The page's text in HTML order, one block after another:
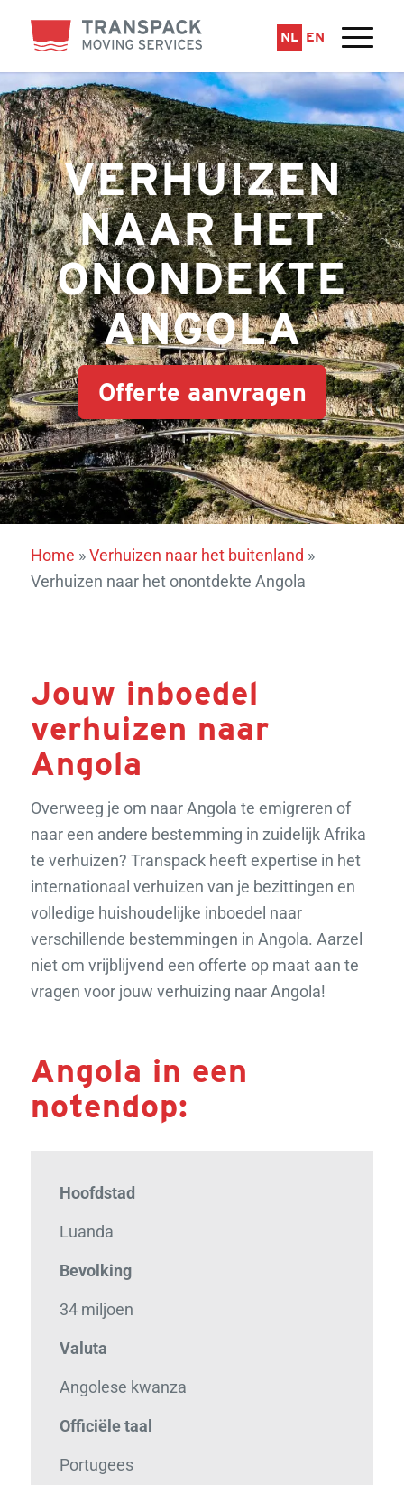
NL EN
VERHUIZEN
NAAR HET
ONONDEKTE
ANGOLA
Offerte aanvragen
Home »Verhuizen naar het buitenland »
Verhuizen naar het onontdekte Angola
Jouw inboedel
verhuizen naar
Angola
Overweeg je om naar Angola te emigreren of
naar een andere bestemming in zuidelijk Afrika
te verhuizen? Transpack heeft expertise in het
internationaal verhuizen van je bezittingen en
volledige huishoudelijke inboedel naar
verschillende bestemmingen in Angola. Aarzel
niet om vrijblijvend een offerte op maat aan te
vragen voor jouw verhuizing naar Angola!
Angola in een
notendop:
Hoofdstad
Luanda
Bevolking
34 miljoen
Valuta
Angolese kwanza
Officiële taal
Portugees